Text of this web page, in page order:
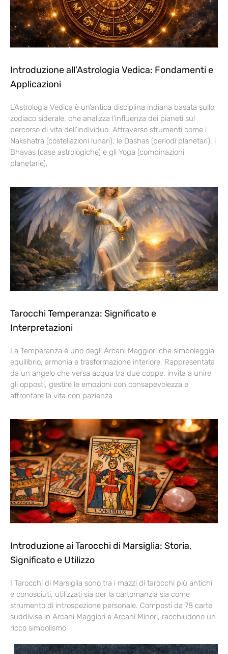
Introduzione all’Astrologia Vedica: Fondamenti e
Applicazioni
L’Astrologia Vedica è un’antica disciplina indiana basata sullo
zodiaco siderale, che analizza l’influenza dei pianeti sul
percorso di vita dell’individuo. Attraverso strumenti come i
Nakshatra (costellazioni lunari), le Dashas (periodi planetari), i
Bhavas (case astrologiche) e gli Yoga (combinazioni
planetarie),
Tarocchi Temperanza: Significato e
Interpretazioni
La Temperanza è uno degli Arcani Maggiori che simboleggia
equilibrio, armonia e trasformazione interiore. Rappresentata
da un angelo che versa acqua tra due coppe, invita a unire
gli opposti, gestire le emozioni con consapevolezza e
affrontare la vita con pazienza
Introduzione ai Tarocchi di Marsiglia: Storia,
Significato e Utilizzo
I Tarocchi di Marsiglia sono tra i mazzi di tarocchi più antichi
e conosciuti, utilizzati sia per la cartomanzia sia come
strumento di introspezione personale. Composti da 78 carte
suddivise in Arcani Maggiori e Arcani Minori, racchiudono un
ricco simbolismo